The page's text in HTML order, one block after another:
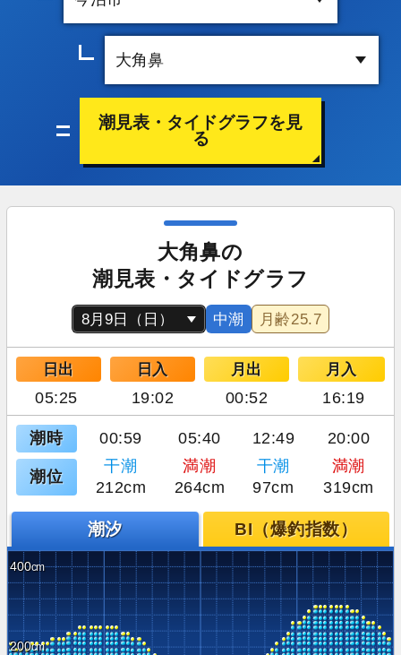
潮見表・タイドグラフを見
る
大角鼻の
潮見表・タイドグラフ
中潮 月齢25.7
日出 日入 月出 月入
05:25 19:02 00:52 16:19
潮時 00:59 05:40 12:49 20:00
潮位
干潮 満潮 干潮
満潮
212cm
264cm 97cm 319cm
潮汐 BI（爆釣指数）
400
200